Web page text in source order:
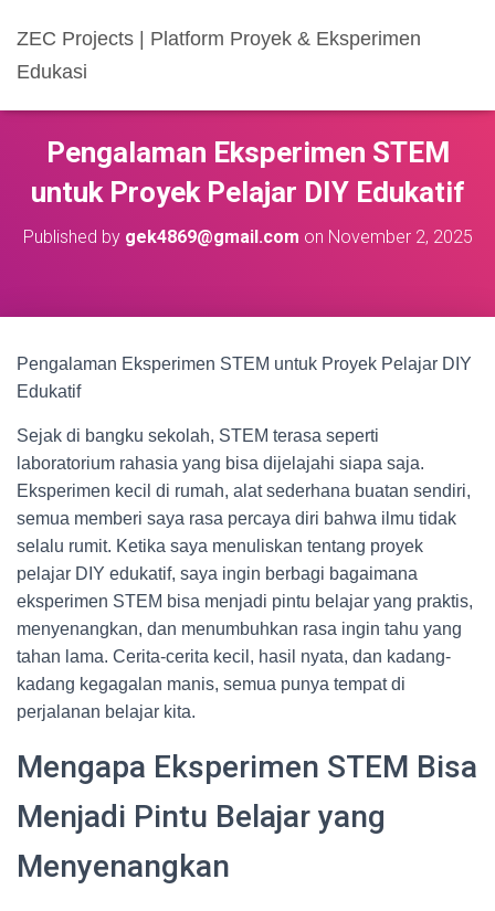
ZEC Projects | Platform Proyek & Eksperimen
Edukasi
Pengalaman Eksperimen STEM
untuk Proyek Pelajar DIY Edukatif
Published by gek4869@gmail.com on November 2, 2025
Pengalaman Eksperimen STEM untuk Proyek Pelajar DIY
Edukatif
Sejak di bangku sekolah, STEM terasa seperti
laboratorium rahasia yang bisa dijelajahi siapa saja.
Eksperimen kecil di rumah, alat sederhana buatan sendiri,
semua memberi saya rasa percaya diri bahwa ilmu tidak
selalu rumit. Ketika saya menuliskan tentang proyek
pelajar DIY edukatif, saya ingin berbagi bagaimana
eksperimen STEM bisa menjadi pintu belajar yang praktis,
menyenangkan, dan menumbuhkan rasa ingin tahu yang
tahan lama. Cerita-cerita kecil, hasil nyata, dan kadang-
kadang kegagalan manis, semua punya tempat di
perjalanan belajar kita.
Mengapa Eksperimen STEM Bisa
Menjadi Pintu Belajar yang
Menyenangkan